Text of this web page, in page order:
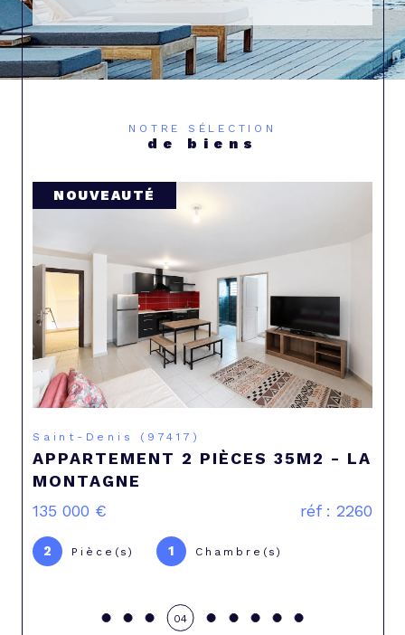
NOTRE SÉLECTION
de biens
- LA
: 2260
COUP DE COEUR
Saint-Pierre (97410)
VILLA 4 PIÈCES AVEC JACCUZI
SAINT-PIERRE
386 000 €
réf :
4 Pièce(s) 3 Chambre(s)
05